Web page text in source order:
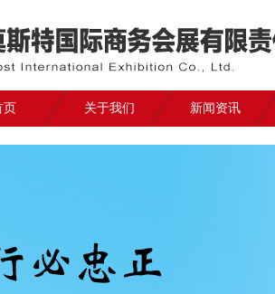
页 关于我们 新闻资讯